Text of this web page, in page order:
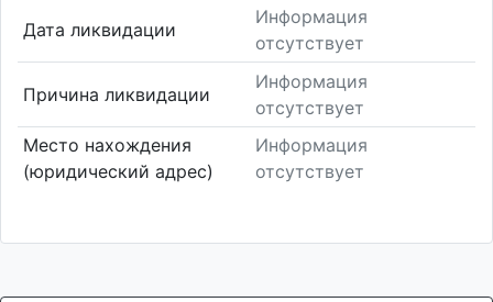
Дата ликвидации
Информация
отсутствует
Причина ликвидации
Информация
отсутствует
Место нахождения
(юридический адрес)
Информация
отсутствует